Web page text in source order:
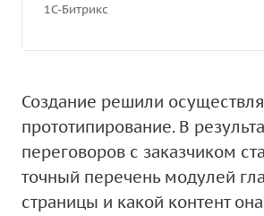
1С-Битрикс
Создание решили
прототипирование. В
переговоров с заказчиком
точный перечень модулей
страницы и какой контент